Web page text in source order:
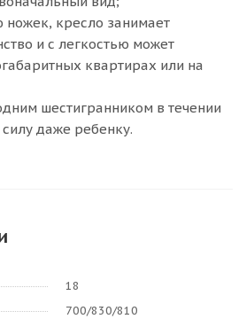
ножек, кресло занимает
и с легкостью может
квартирах или на
шестигранником в течении
даже ребенку.
18
700/830/810